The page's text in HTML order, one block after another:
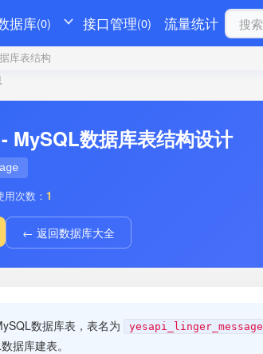
据库(0) 接口管理(0) 流量统计
库表结构
MySQL数据库表结构设计
用次数： 1
← 返回数据库大全
数据库表，表名为 yesapi_linger_message
据库建表。